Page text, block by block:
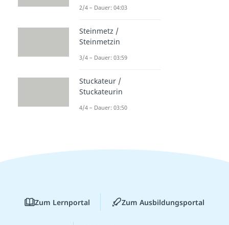
2/4 – Dauer: 04:03
Steinmetz /
Steinmetzin
3/4 – Dauer: 03:59
Stuckateur /
Stuckateurin
4/4 – Dauer: 03:50
Zum Lernportal Zum Ausbildungsportal